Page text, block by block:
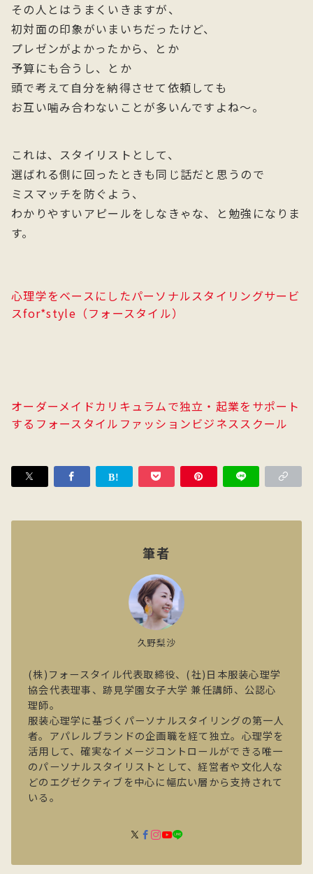
その人とはうまくいきますが、
初対面の印象がいまいちだったけど、
プレゼンがよかったから、とか
予算にも合うし、とか
頭で考えて自分を納得させて依頼しても
お互い噛み合わないことが多いんですよね〜。
これは、スタイリストとして、
選ばれる側に回ったときも同じ話だと思うので
ミスマッチを防ぐよう、
わかりやすいアピールをしなきゃな、と勉強になりま
す。
心理学をベースにしたパーソナルスタイリングサービ
スfor*style（フォースタイル）
オーダーメイドカリキュラムで独立・起業をサポート
するフォースタイルファッションビジネススクール
筆者
久野梨沙
(株)フォースタイル代表取締役、(社)日本服装心理学
協会代表理事、跡見学園女子大学 兼任講師、公認心
理師。
服装心理学に基づくパーソナルスタイリングの第一人
者。アパレルブランドの企画職を経て独立。心理学を
活用して、確実なイメージコントロールができる唯一
のパーソナルスタイリストとして、経営者や文化人な
どのエグゼクティブを中心に幅広い層から支持されて
いる。